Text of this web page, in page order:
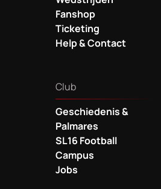
Fanshop
Ticketing
Help & Contact
Club
Geschiedenis &
Palmares
SL16 Football
Campus
Jobs